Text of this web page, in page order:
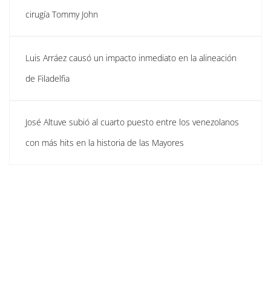
cirugía Tommy John
Luis Arráez causó un impacto inmediato en la alineación
de Filadelfia
José Altuve subió al cuarto puesto entre los venezolanos
con más hits en la historia de las Mayores